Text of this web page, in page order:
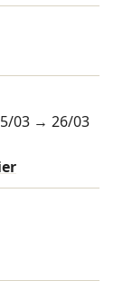
03 →26/03